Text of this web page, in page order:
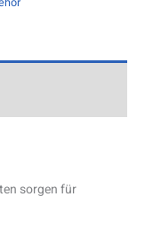
sorgen für